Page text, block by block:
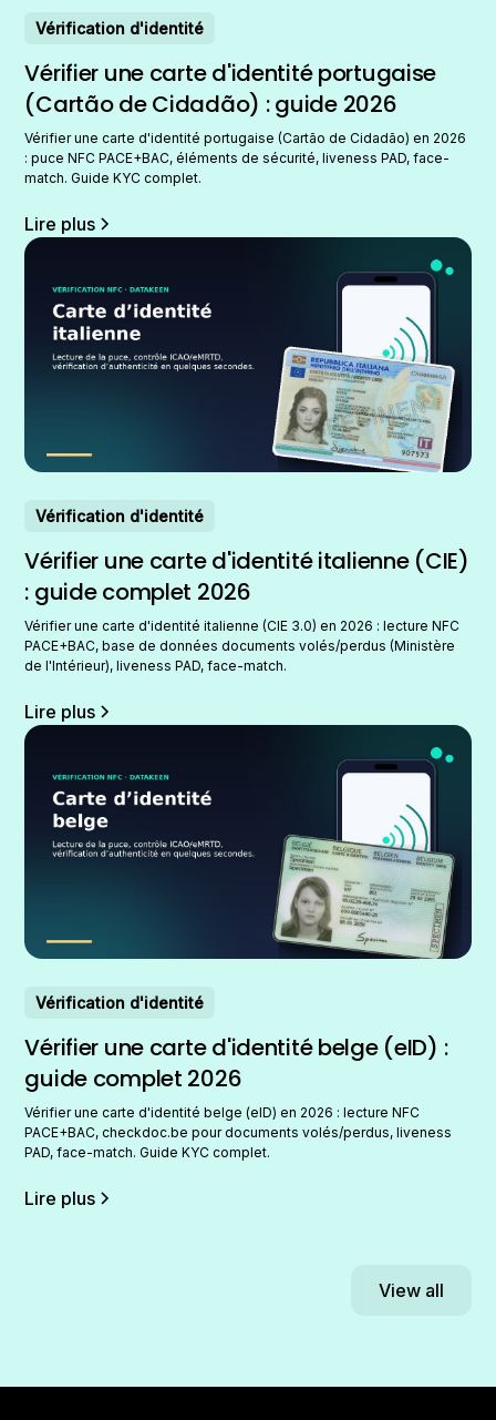
Vérification d'identité
Vérifier une carte d'identité portugaise
(Cartão de Cidadão) : guide 2026
Vérifier une carte d'identité portugaise (Cartão de Cidadão) en 2026
: puce NFC PACE+BAC, éléments de sécurité, liveness PAD, face-
match. Guide KYC complet.
Lire plus
Vérification d'identité
Vérifier une carte d'identité italienne (CIE)
: guide complet 2026
Vérifier une carte d'identité italienne (CIE 3.0) en 2026 : lecture NFC
PACE+BAC, base de données documents volés/perdus (Ministère
de l'Intérieur), liveness PAD, face-match.
Lire plus
Vérification d'identité
Vérifier une carte d'identité belge (eID) :
guide complet 2026
Vérifier une carte d'identité belge (eID) en 2026 : lecture NFC
PACE+BAC, checkdoc.be pour documents volés/perdus, liveness
PAD, face-match. Guide KYC complet.
Lire plus
View all